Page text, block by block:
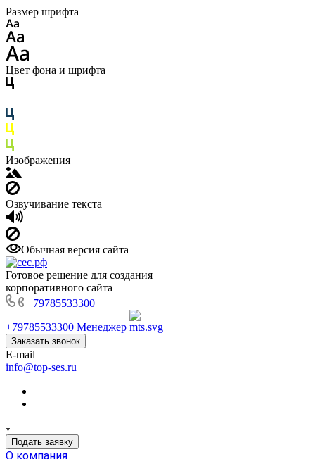
Размер шрифта
Цвет фона и шрифта
Изображения
Озвучивание текста
Обычная версия сайта
Готовое решение для создания
корпоративного сайта
+79785533300
+79785533300 Менеджер
Заказать звонок
E-mail
info@top-ses.ru
Подать заявку
О компания